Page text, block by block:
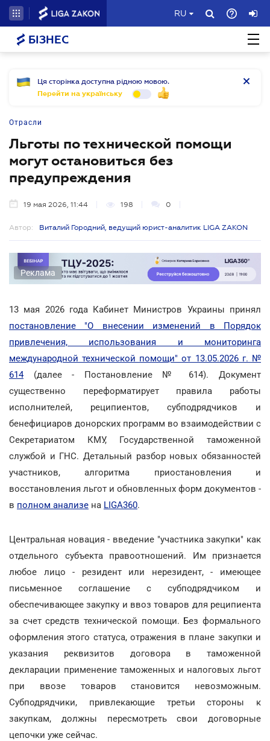
RU
БІЗНЕС
Ця сторінка доступна рідною мовою.
Перейти на українську
Отрасли
Льготы по технической помощи
могут остановиться без
предупреждения
19 мая 2026, 11:44 198 0
Автор: Виталий Городний, ведущий юрист-аналитик LIGA ZAKON
Реклама
13 мая 2026 года Кабинет Министров Украины принял
постановление "О внесении изменений в Порядок
привлечения, использования и мониторинга
международной технической помощи" от 13.05.2026 г. №
614(далее - Постановление № 614). Документ
существенно переформатирует правила работы
исполнителей, реципиентов, субподрядчиков и
бенефициаров донорских программ во взаимодействии с
Секретариатом КМУ, Государственной таможенной
службой и ГНС. Детальный разбор новых обязанностей
участников, алгоритма приостановления и
восстановления льгот и обновленных форм документов -
в полном анализе на LIGA360.
Центральная новация - введение "участника закупки" как
отдельного субъекта правоотношений. Им признается
любое лицо - резидент или нерезидент, - имеющее
письменное соглашение с субподрядчиком и
обеспечивающее закупку и ввоз товаров для реципиента
за счет средств технической помощи. Без формального
оформления этого статуса, отражения в плане закупки и
указания реквизитов договора в таможенной
декларации применение таможенных и налоговых льгот
при ввозе товаров становится невозможным.
Субподрядчики, привлекающие третьи стороны к
закупкам, должны пересмотреть свои договорные
цепочки уже сейчас.